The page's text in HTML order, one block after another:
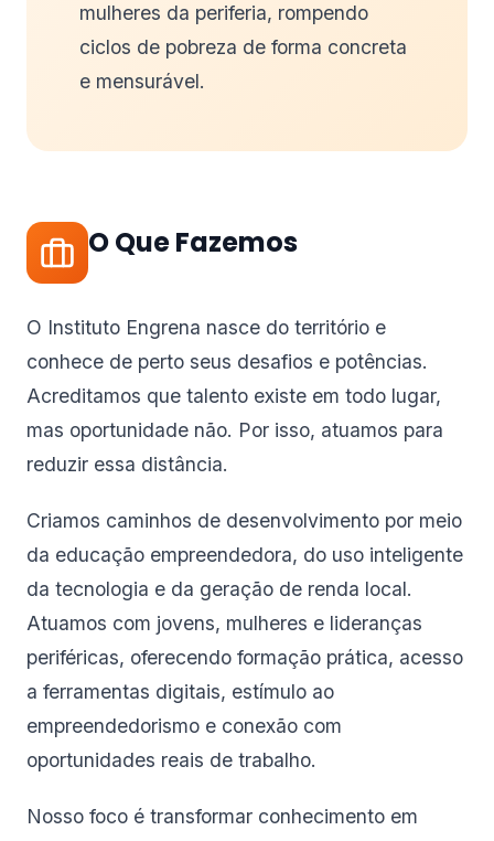
mulheres da periferia, rompendo
ciclos de pobreza de forma concreta
e mensurável.
O Que Fazemos
O Instituto Engrena nasce do território e
conhece de perto seus desafios e potências.
Acreditamos que talento existe em todo lugar,
mas oportunidade não. Por isso, atuamos para
reduzir essa distância.
Criamos caminhos de desenvolvimento por meio
da educação empreendedora, do uso inteligente
da tecnologia e da geração de renda local.
Atuamos com jovens, mulheres e lideranças
periféricas, oferecendo formação prática, acesso
a ferramentas digitais, estímulo ao
empreendedorismo e conexão com
oportunidades reais de trabalho.
Nosso foco é transformar conhecimento em